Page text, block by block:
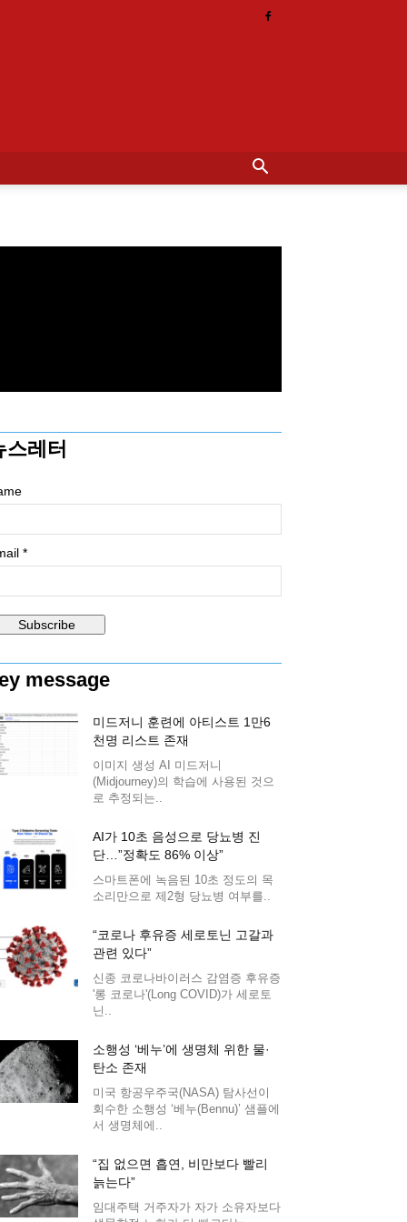
스레터
*
message
미드저니 훈련에 아티스트 1만6
천명 리스트 존재
이미지 생성 AI 미드저니
(Midjourney)의 학습에 사용된 것으
로 추정되는..
AI가 10초 음성으로 당뇨병 진
단…”정확도 86% 이상”
스마트폰에 녹음된 10초 정도의 목
소리만으로 제2형 당뇨병 여부를..
“코로나 후유증 세로토닌 고갈과
관련 있다”
신종 코로나바이러스 감염증 후유증
'롱 코로나'(Long COVID)가 세로토
닌..
소행성 ‘베누’에 생명체 위한 물·
탄소 존재
미국 항공우주국(NASA) 탐사선이
회수한 소행성 ‘베누(Bennu)’ 샘플에
서 생명체에..
“집 없으면 흡연, 비만보다 빨리
늙는다”
임대주택 거주자가 자가 소유자보다